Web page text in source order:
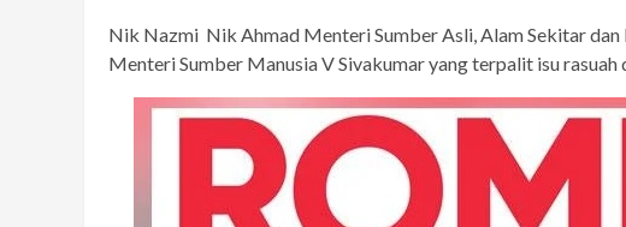
Nik Nazmi Nik Ahmad Menteri Sumber Asli, Alam Sekitar
Menteri Sumber Manusia V Sivakumar yang terpalit isu